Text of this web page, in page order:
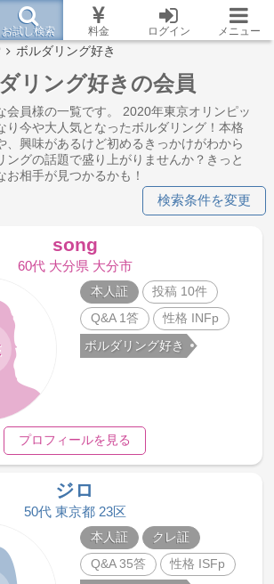
お試し検索 料金 ログイン メニュー
ボルダリング好き
リング好きの会員
会員様の一覧です。 2020年東京オリンピッ
り今や大人気となったボルダリング！本格
、興味があるけど初めるきっかけがわから
ングの話題で盛り上がりませんか？きっと
お相手が見つかるかも！
検索条件を変更
song
60代 大分県 大分市
本人証
投稿 10件
Q&A 1答
性格 INFp
ボルダリング好き
プロフィールを見る
ジロ
50代 東京都 23区
本人証
クレ証
Q&A 35答
性格 ISFp